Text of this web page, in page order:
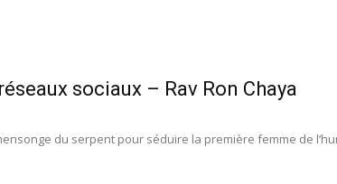
sociaux – Rav Ron Chaya
du serpent pour séduire la première femme de